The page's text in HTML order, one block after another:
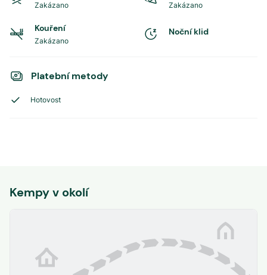
Zakázano Zakázano
Kouření
Zakázano
Noční klid
Platební metody
Hotovost
Kempy v okolí